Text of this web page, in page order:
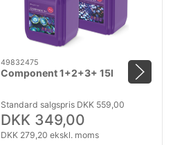
49832475
Component 1+2+3+ 15l
Standard salgspris DKK 559,00
DKK 349,00
DKK 279,20 ekskl. moms